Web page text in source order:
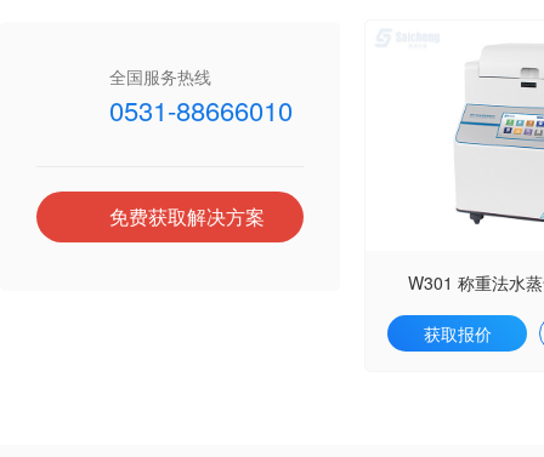
全国服务热线
0531-88666010
免费获取解决方案
W301 称重法水
获取报价